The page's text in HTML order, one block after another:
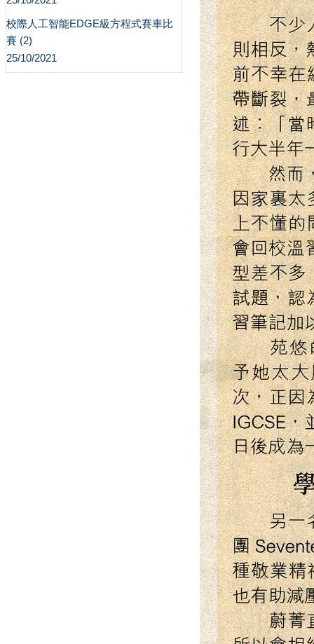
校際人工智能EDGE級方程式賽車比
賽 (2)
25/10/2021